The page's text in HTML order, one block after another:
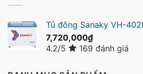
Tủ đông Sanaky VH-
7,720,000₫
4.2/5
169 đánh giá